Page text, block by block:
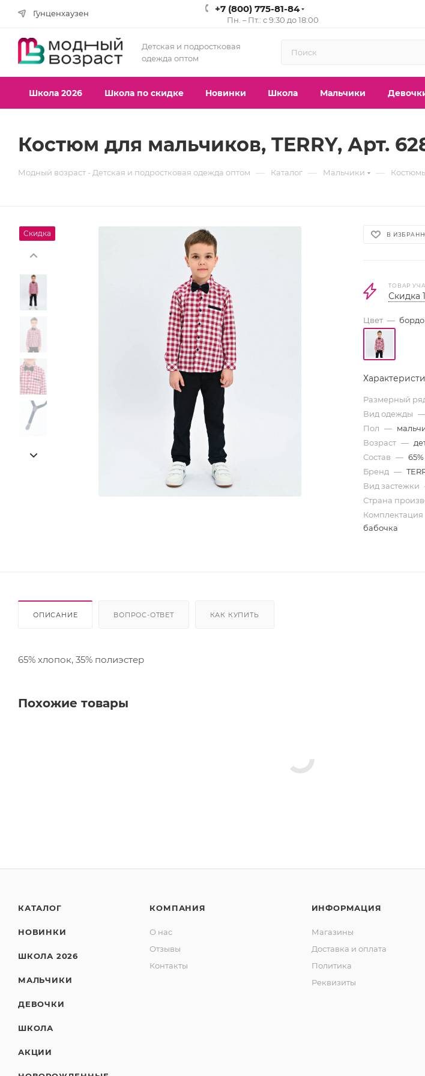
Гунценхаузен +7 (800) 775-81-84
Пн. – Пт.: с 9:30 до 18:00
Детская и подростковая
одежда оптом
Школа 2026 Школа по скидке Новинки Школа Мальчики
Костюм для мальчиков, TERRY, Арт.
Модный возраст - Детская и подростковая одежда оптом — Каталог — Мальчики —
Скидка В
ТОВАР
Скидка
Цвет — бордо
Размерный
Вид одежды —
Пол —
Возраст —
Состав —
Бренд —
Вид застежки
Страна
Комплектация
бабочка
ОПИСАНИЕ ВОПРОС-ОТВЕТ КАК КУПИТЬ
65% хлопок, 35% полиэстер
Похожие товары
КАТАЛОГ
НОВИНКИ
ШКОЛА 2026
МАЛЬЧИКИ
ДЕВОЧКИ
ШКОЛА
АКЦИИ
КОМПАНИЯ
О нас
Отзывы
Контакты
ИНФОРМАЦИЯ
Магазины
Доставка и оплата
Политика
Реквизиты